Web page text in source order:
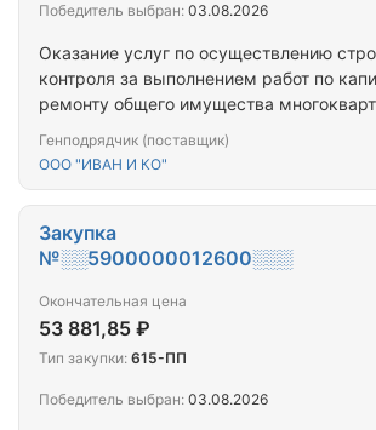
Оказание услуг по осуществлению
контроля за выполнением работ по
ремонту общего имущества
Скопинский муниципальный округ, г.
Заводская, д. 15
Генподрядчик (поставщик)
ООО "ИВАН И КО"
Победитель выбран: 03.08.2026
Закупка
№░░5900000012600░░░
Окончательная цена
53 881,85 ₽
Тип закупки: 615-ПП
Победитель выбран: 03.08.2026